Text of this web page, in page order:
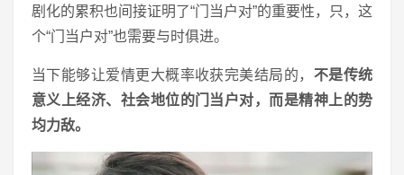
剧化的累积也间接证明了“门当户对”的重要性，只，这
个“门当户对”也需要与时俱进。
当下能够让爱情更大概率收获完美结局的， 不是传统
意义上经济、社会地位的门当户对，而是精神上的势
均力敌。